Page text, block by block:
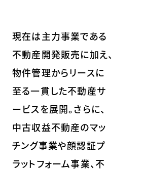
現在は主力事業である
不動産開発販売に加え、
物件管理からリースに
至る一貫した不動産サ
ービスを展開。さらに、
中古収益不動産のマッ
チング事業や顔認証プ
ラットフォーム事業、不